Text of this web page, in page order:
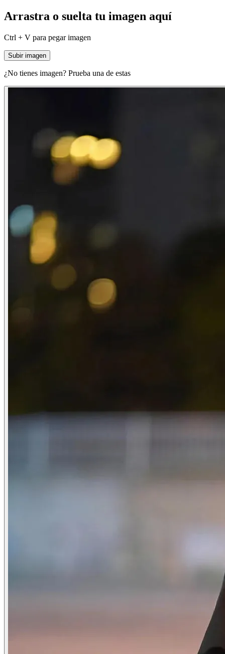
Arrastra o suelta tu imagen aquí
Ctrl + V para pegar imagen
Subir imagen
¿No tienes imagen? Prueba una de estas